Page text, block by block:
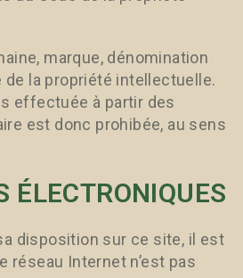
marque, dénomination
la propriété intellectuelle.
effectuée à partir des
est donc prohibée, au sens
ÉLECTRONIQUES
disposition sur ce site, il est
Internet n’est pas